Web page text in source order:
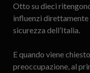
Otto su dieci
influenzi direttamente
sicurezza dell’Italia.
E quando viene
preoccupazione, al